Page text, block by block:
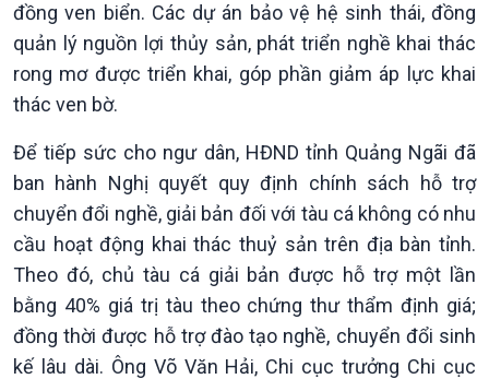
Tin Văn hoá & Du lịch
Chát với người nổi tiếng
Câu chuyện Thể thao
Ảnh
Video
Infographic
E-Magazine
đồng ven biển. Các dự án bảo vệ hệ sinh thái, đồng
quản lý nguồn lợi thủy sản, phát triển nghề khai thác
rong mơ được triển khai, góp phần giảm áp lực khai
thác ven bờ.
Để tiếp sức cho ngư dân, HĐND tỉnh Quảng Ngãi đã
ban hành Nghị quyết quy định chính sách hỗ trợ
chuyển đổi nghề, giải bản đối với tàu cá không có nhu
cầu hoạt động khai thác thuỷ sản trên địa bàn tỉnh.
Theo đó, chủ tàu cá giải bản được hỗ trợ một lần
bằng 40% giá trị tàu theo chứng thư thẩm định giá;
đồng thời được hỗ trợ đào tạo nghề, chuyển đổi sinh
kế lâu dài. Ông Võ Văn Hải, Chi cục trưởng Chi cục